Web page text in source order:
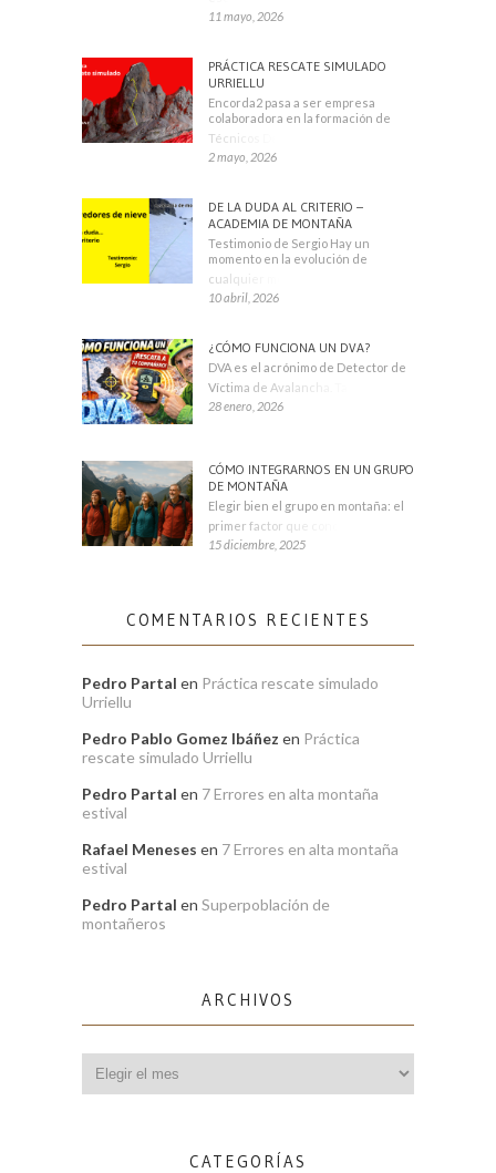
11 mayo, 2026
PRÁCTICA RESCATE SIMULADO
URRIELLU
Encorda2 pasa a ser empresa
colaboradora en la formación de
Técnicos Deportivos
2 mayo, 2026
DE LA DUDA AL CRITERIO –
ACADEMIA DE MONTAÑA
Testimonio de Sergio Hay un
momento en la evolución de
cualquier montañero
10 abril, 2026
¿CÓMO FUNCIONA UN DVA?
DVA es el acrónimo de Detector de
Víctima de Avalancha. También se
28 enero, 2026
CÓMO INTEGRARNOS EN UN GRUPO
DE MONTAÑA
Elegir bien el grupo en montaña: el
primer factor que condiciona tu
15 diciembre, 2025
COMENTARIOS RECIENTES
Pedro Partal en Práctica rescate simulado
Urriellu
Pedro Pablo Gomez Ibáñez en Práctica
rescate simulado Urriellu
Pedro Partal en 7 Errores en alta montaña
estival
Rafael Meneses en 7 Errores en alta montaña
estival
Pedro Partal en Superpoblación de
montañeros
ARCHIVOS
CATEGORÍAS